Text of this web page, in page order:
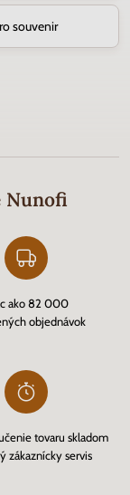
souvenir
Nunofi
ako 82 000
objednávok
tovaru skladom
zákaznícky servis